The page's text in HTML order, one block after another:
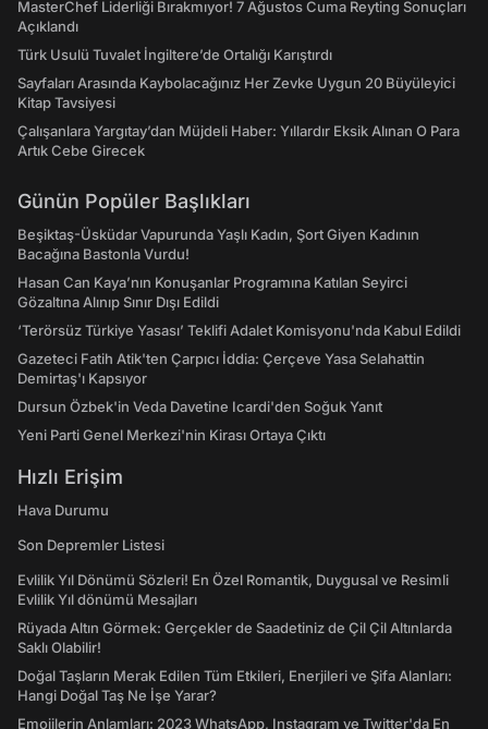
MasterChef Liderliği Bırakmıyor! 7 Ağustos Cuma Reyting Sonuçları
Açıklandı
Türk Usulü Tuvalet İngiltere’de Ortalığı Karıştırdı
Sayfaları Arasında Kaybolacağınız Her Zevke Uygun 20 Büyüleyici
Kitap Tavsiyesi
Çalışanlara Yargıtay’dan Müjdeli Haber: Yıllardır Eksik Alınan O Para
Artık Cebe Girecek
Günün Popüler Başlıkları
Beşiktaş-Üsküdar Vapurunda Yaşlı Kadın, Şort Giyen Kadının
Bacağına Bastonla Vurdu!
Hasan Can Kaya’nın Konuşanlar Programına Katılan Seyirci
Gözaltına Alınıp Sınır Dışı Edildi
‘Terörsüz Türkiye Yasası’ Teklifi Adalet Komisyonu'nda Kabul Edildi
Gazeteci Fatih Atik'ten Çarpıcı İddia: Çerçeve Yasa Selahattin
Demirtaş'ı Kapsıyor
Dursun Özbek'in Veda Davetine Icardi'den Soğuk Yanıt
Yeni Parti Genel Merkezi'nin Kirası Ortaya Çıktı
Hızlı Erişim
Hava Durumu
Son Depremler Listesi
Evlilik Yıl Dönümü Sözleri! En Özel Romantik, Duygusal ve Resimli
Evlilik Yıl dönümü Mesajları
Rüyada Altın Görmek: Gerçekler de Saadetiniz de Çil Çil Altınlarda
Saklı Olabilir!
Doğal Taşların Merak Edilen Tüm Etkileri, Enerjileri ve Şifa Alanları:
Hangi Doğal Taş Ne İşe Yarar?
Emojilerin Anlamları: 2023 WhatsApp, Instagram ve Twitter'da En